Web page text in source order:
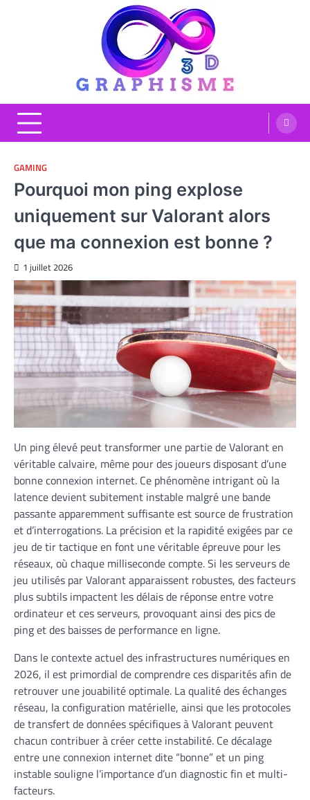
GAMING
Pourquoi mon ping explose
uniquement sur Valorant alors
que ma connexion est bonne ?
1 juillet 2026
Un ping élevé peut transformer une partie de Valorant en
véritable calvaire, même pour des joueurs disposant d’une
bonne connexion internet. Ce phénomène intrigant où la
latence devient subitement instable malgré une bande
passante apparemment suffisante est source de frustration
et d’interrogations. La précision et la rapidité exigées par ce
jeu de tir tactique en font une véritable épreuve pour les
réseaux, où chaque milliseconde compte. Si les serveurs de
jeu utilisés par Valorant apparaissent robustes, des facteurs
plus subtils impactent les délais de réponse entre votre
ordinateur et ces serveurs, provoquant ainsi des pics de
ping et des baisses de performance en ligne.
Dans le contexte actuel des infrastructures numériques en
2026, il est primordial de comprendre ces disparités afin de
retrouver une jouabilité optimale. La qualité des échanges
réseau, la configuration matérielle, ainsi que les protocoles
de transfert de données spécifiques à Valorant peuvent
chacun contribuer à créer cette instabilité. Ce décalage
entre une connexion internet dite “bonne” et un ping
instable souligne l’importance d’un diagnostic fin et multi-
facteurs.